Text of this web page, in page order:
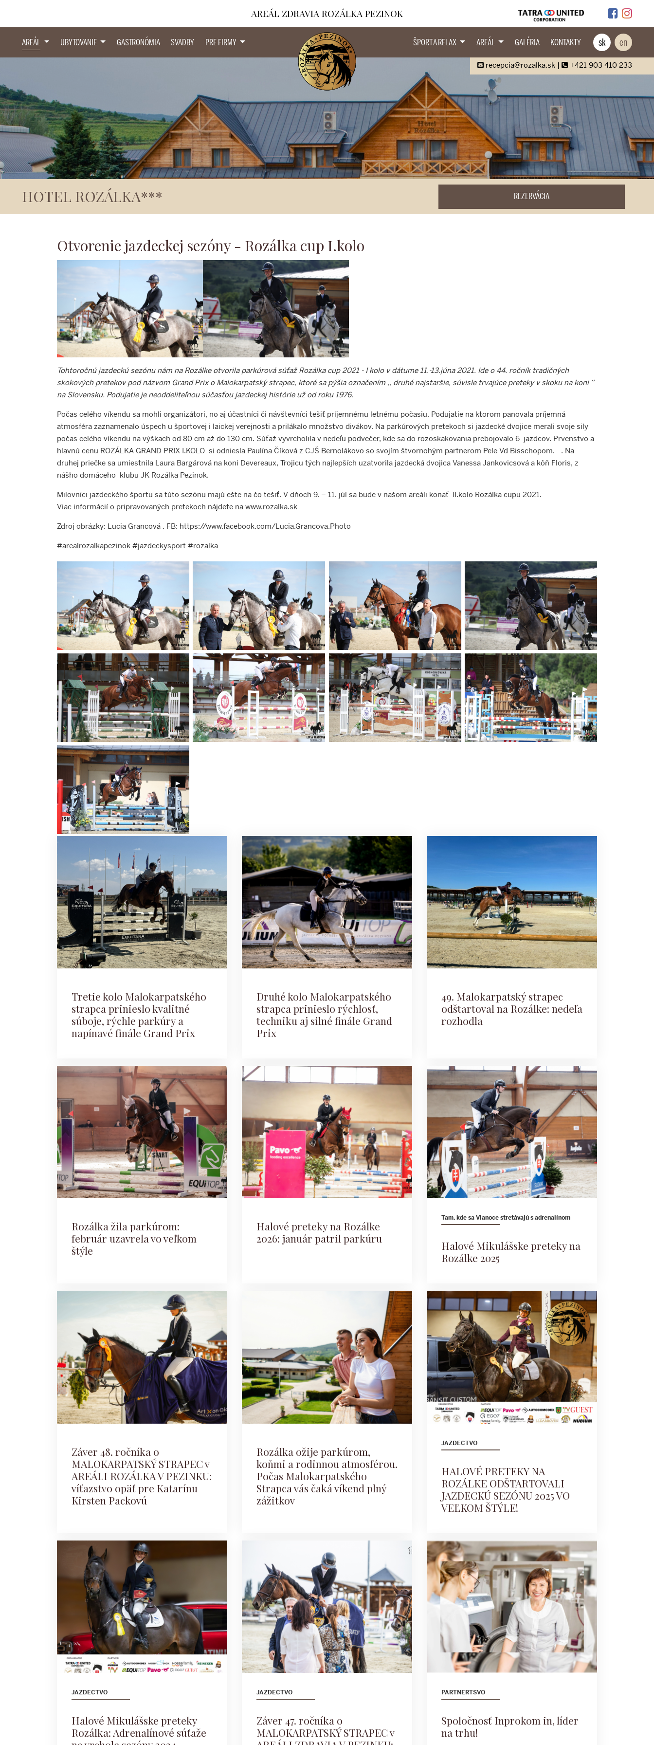
AREÁL ZDRAVIA ROZÁLKA PEZINOK
AREÁL UBYTOVANIE GASTRONÓMIA SVADBY PRE FIRMY ŠPORT A RELAX AREÁL GALÉRIA KONTAKTY sk en
recepcia@rozalka.sk | +421 903 410 233
HOTEL ROZÁLKA*** REZERVÁCIA
Otvorenie jazdeckej sezóny - Rozálka cup I.kolo
Tohtoročnú jazdeckú sezónu nám na Rozálke otvorila parkúrová súťaž Rozálka cup 2021 - I kolo v dátume 11.-13.júna 2021. Ide o 44. ročník tradičných
skokových pretekov pod názvom Grand Prix o Malokarpatský strapec, ktoré sa pýšia označením ,, druhé najstaršie, súvisle trvajúce preteky v skoku na koni ‘'
na Slovensku. Podujatie je neoddeliteľnou súčasťou jazdeckej histórie už od roku 1976.
Počas celého víkendu sa mohli organizátori, no aj účastníci či návštevníci tešiť príjemnému letnému počasiu. Podujatie na ktorom panovala príjemná
atmosféra zaznamenalo úspech u športovej i laickej verejnosti a prilákalo množstvo divákov. Na parkúrových pretekoch si jazdecké dvojice merali svoje sily
počas celého víkendu na výškach od 80 cm až do 130 cm. Súťaž vyvrcholila v nedeľu podvečer, kde sa do rozoskakovania prebojovalo 6 jazdcov. Prvenstvo a
hlavnú cenu ROZÁLKA GRAND PRIX I.KOLO si odniesla Paulína Číková z CJŠ Bernolákovo so svojím štvornohým partnerom Pele Vd Bisschopom. . Na
druhej priečke sa umiestnila Laura Bargárová na koni Devereaux, Trojicu tých najlepších uzatvorila jazdecká dvojica Vanessa Jankovicsová a kôň Floris, z
nášho domáceho klubu JK Rozálka Pezinok.
Milovníci jazdeckého športu sa túto sezónu majú ešte na čo tešiť. V dňoch 9. – 11. júl sa bude v našom areáli konať II.kolo Rozálka cupu 2021.
Viac informácií o pripravovaných pretekoch nájdete na www.rozalka.sk
Zdroj obrázky: Lucia Grancová . FB: https://www.facebook.com/Lucia.Grancova.Photo
#arealrozalkapezinok #jazdeckysport #rozalka
Tretie kolo Malokarpatského
strapca prinieslo kvalitné
súboje, rýchle parkúry a
napínavé finále Grand Prix
Druhé kolo Malokarpatského
strapca prinieslo rýchlosť,
techniku aj silné finále Grand
Prix
49. Malokarpatský strapec
odštartoval na Rozálke: nedeľa
rozhodla
Rozálka žila parkúrom:
február uzavrela vo veľkom
štýle
Halové preteky na Rozálke
2026: január patril parkúru
Tam, kde sa Vianoce stretávajú s adrenalínom
Halové Mikulášske preteky na
Rozálke 2025
Záver 48. ročníka o
MALOKARPATSKÝ STRAPEC v
AREÁLI ROZÁLKA V PEZINKU:
víťazstvo opäť pre Katarínu
Kirsten Packovú
Rozálka ožije parkúrom,
koňmi a rodinnou atmosférou.
Počas Malokarpatského
Strapca vás čaká víkend plný
zážitkov
JAZDECTVO
HALOVÉ PRETEKY NA
ROZÁLKE ODŠTARTOVALI
JAZDECKÚ SEZÓNU 2025 VO
VEĽKOM ŠTÝLE!
JAZDECTVO
Halové Mikulášske preteky
Rozálka: Adrenalínové súťaže
JAZDECTVO
Záver 47. ročníka o
MALOKARPATSKÝ STRAPEC v
PARTNERTSVO
Spoločnosť Inprokom in, líder
na trhu!